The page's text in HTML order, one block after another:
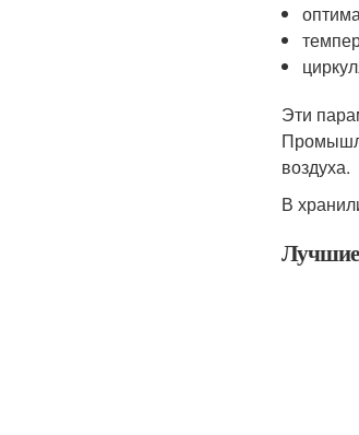
Эти
воздуха.
В